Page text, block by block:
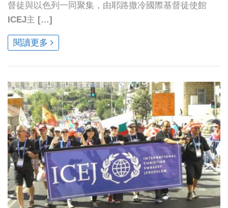
督徒與以色列一同聚集，由耶路撒冷國際基督徒使館
ICEJ主 […]
閱讀更多